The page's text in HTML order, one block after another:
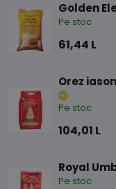
Golden
Pe stoc
61,44 L
Orez
Pe stoc
104,01 L
Royal
Pe stoc